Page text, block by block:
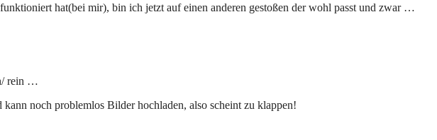
hat(bei mir), bin ich jetzt auf einen anderen gestoßen der wohl passt und zwar …
rein …
noch problemlos Bilder hochladen, also scheint zu klappen!